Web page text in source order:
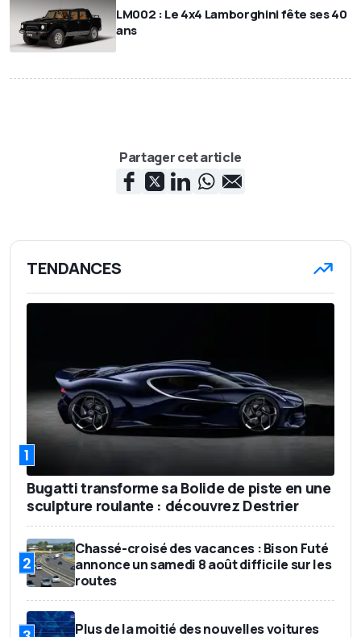
LM002 : Le 4x4 Lamborghini fête ses 40
ans
Partager cet article
TENDANCES
1
Bugatti transforme sa Bolide de piste en une
sculpture roulante : découvrez Destrier
2
Chassé-croisé des vacances : Bison Futé
annonce un samedi 8 août difficile sur les
routes
Plus de la moitié des nouvelles voitures